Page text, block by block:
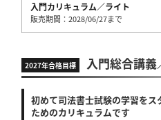
入門カリキュラム／ライト
販売期間：2028/06/27まで
2027年合格目標 入門総合講
初めて司法書士試験の学習を
ためのカリキュラムです